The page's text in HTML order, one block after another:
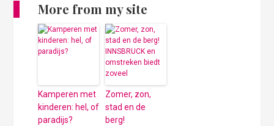
More from my site
Kamperen met
kinderen: hel, of
paradijs?
Zomer, zon,
stad en de
berg!